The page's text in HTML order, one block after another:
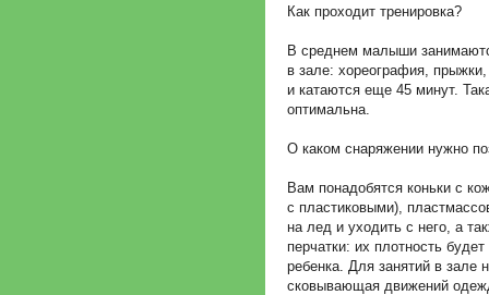
Как проходит тренировка?
В среднем малыши
в зале: хореография,
и катаются еще 45 минут.
оптимальна.
О каком снаряжении нужно
Вам понадобятся коньки с
с пластиковыми),
на лед и уходить с него, а
перчатки: их плотность
ребенка. Для занятий в зале
сковывающая движений